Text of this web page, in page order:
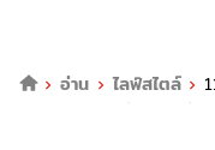
อ่าน
ไลฟ์สไตล์
จะคนโสด ลอยกับแฟน จัดใ